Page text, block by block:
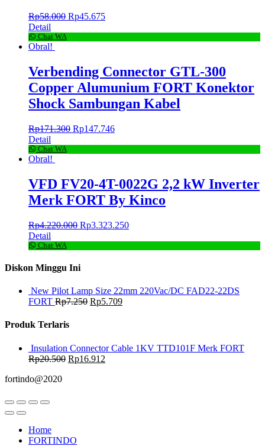
Rp58.000 Rp45.675
Detail
Chat WA
Obral!
Verbending Connector GTL-300
Copper Alumunium FORT Konektor
Shock Sambungan Kabel
Rp171.300 Rp147.746
Detail
Chat WA
Obral!
VFD FV20-4T-0022G 2,2 kW Inverter
Merk FORT By Kinco
Rp4.220.000 Rp3.323.250
Detail
Chat WA
Diskon Minggu Ini
New Pilot Lamp Size 22mm 220Vac/DC FAD22-22DS
FORT Rp7.250 Rp5.709
Produk Terlaris
Insulation Connector Cable 1KV TTD101F Merk FORT
Rp20.500 Rp16.912
fortindo@2020
Home
FORTINDO